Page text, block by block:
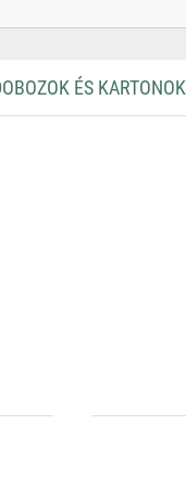
ÉS KARTONOK